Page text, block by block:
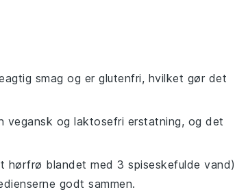
smag og er glutenfri, hvilket gør det
vegansk og laktosefri erstatning, og det
hørfrø blandet med 3 spiseskefulde vand)
godt sammen.